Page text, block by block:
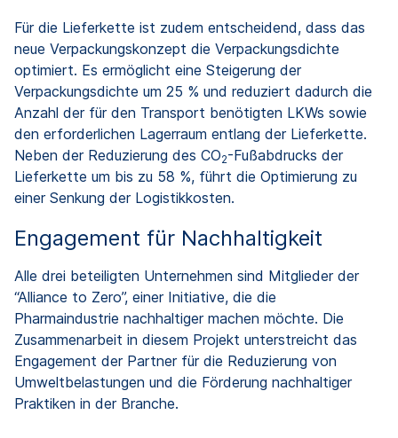
Für die Lieferkette ist zudem entscheidend, dass das
neue Verpackungskonzept die Verpackungsdichte
optimiert. Es ermöglicht eine Steigerung der
Verpackungsdichte um 25 % und reduziert dadurch die
Anzahl der für den Transport benötigten LKWs sowie
den erforderlichen Lagerraum entlang der Lieferkette.
Neben der Reduzierung des CO2-Fußabdrucks der
Lieferkette um bis zu 58 %, führt die Optimierung zu
einer Senkung der Logistikkosten.
Engagement für Nachhaltigkeit
Alle drei beteiligten Unternehmen sind Mitglieder der
“Alliance to Zero”, einer Initiative, die die
Pharmaindustrie nachhaltiger machen möchte. Die
Zusammenarbeit in diesem Projekt unterstreicht das
Engagement der Partner für die Reduzierung von
Umweltbelastungen und die Förderung nachhaltiger
Praktiken in der Branche.